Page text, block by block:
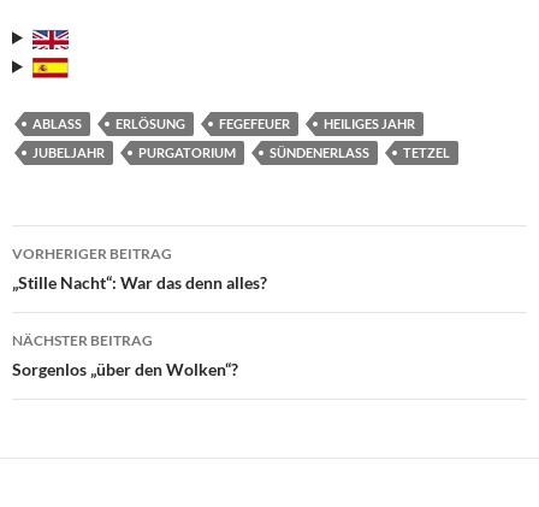
ABLASS ERLÖSUNG FEGEFEUER
HEILIGES JAHR
JUBELJAHR
PURGATORIUM SÜNDENERLASS TETZEL
Beitragsnavigation
VORHERIGER BEITRAG
„Stille Nacht“: War das denn alles?
NÄCHSTER BEITRAG
Sorgenlos „über den Wolken“?